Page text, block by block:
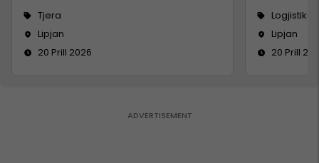
Tjera
Lipjan
20 Prill 2026
Logjistikë
Lipjan
20 Prill